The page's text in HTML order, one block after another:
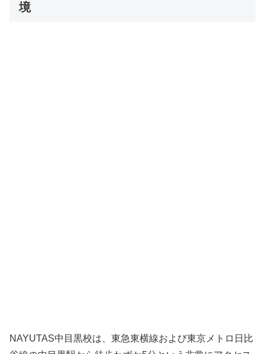
境
NAYUTAS中目黒校は、東急東横線および東京メトロ日比